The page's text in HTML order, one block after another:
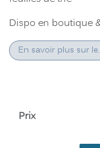
Dispo en boutique
En savoir plus sur
Prix